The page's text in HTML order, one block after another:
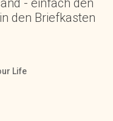
den Briefkasten